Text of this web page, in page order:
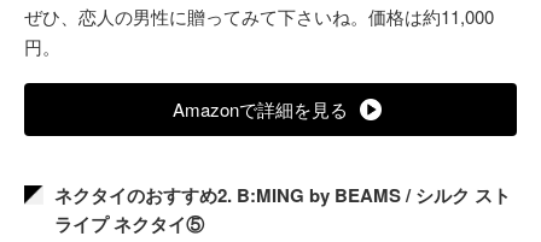
ぜひ、恋人の男性に贈ってみて下さいね。価格は約11,000
円。
Amazonで詳細を見る
ネクタイのおすすめ2. B:MING by BEAMS / シルク スト
ライプ ネクタイ⑤